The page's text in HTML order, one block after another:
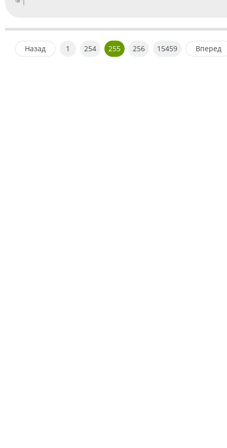
Назад 1 254 255 256 15459 Вперед